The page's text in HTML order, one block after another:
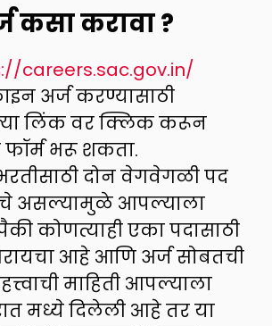
कसा करावा ?
careers.sac.gov.in/
अर्ज करण्यासाठी
लिंक वर क्लिक करून
भरू शकता.
दोन वेगवेगळी पद
असल्यामुळे आपल्याला
कोणत्याही एका पदासाठी
आहे आणि अर्ज सोबतची
माहिती आपल्याला
मध्ये दिलेली आहे तर या